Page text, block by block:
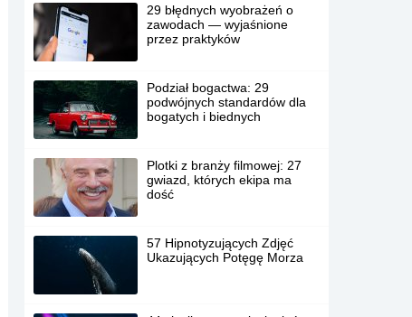
29 błędnych wyobrażeń o
zawodach — wyjaśnione
przez praktyków
Podział bogactwa: 29
podwójnych standardów dla
bogatych i biednych
Plotki z branży filmowej: 27
gwiazd, których ekipa ma
dość
57 Hipnotyzujących Zdjęć
Ukazujących Potęgę Morza